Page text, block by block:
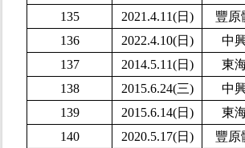
135
2021.4.11(日)
豐原
136
2022.4.10(日)
中
137
2014.5.11(日)
東
138
2015.6.24(三)
中
139
2015.6.14(日)
東
140
2020.5.17(日)
豐原